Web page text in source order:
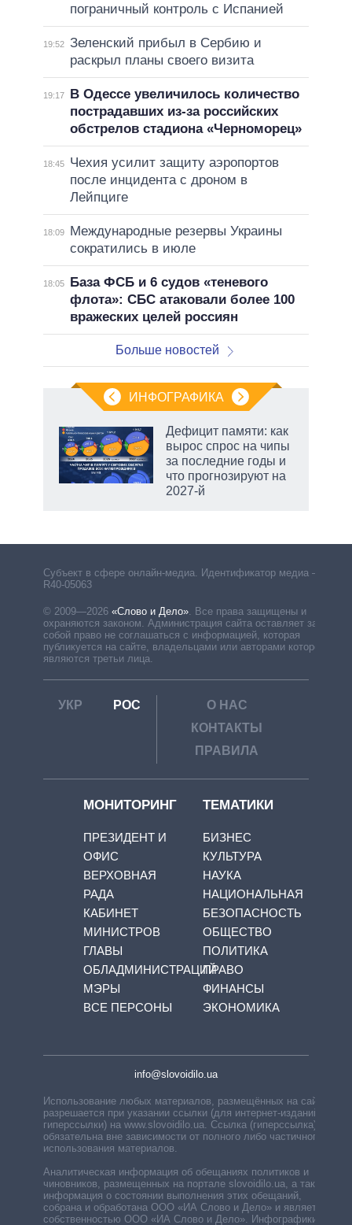
пограничный контроль с Испанией
19:52 Зеленский прибыл в Сербию и
раскрыл планы своего визита
19:17
В Одессе увеличилось количество
пострадавших из-за российских
обстрелов стадиона «Черноморец»
18:45
Чехия усилит защиту аэропортов
после инцидента с дроном в
Лейпциге
18:09
Международные резервы Украины
сократились в июле
18:05
База ФСБ и 6 судов «теневого
флота»: СБС атаковали более 100
вражеских целей россиян
Больше новостей
ИНФОГРАФИКА
Дефицит памяти: как
вырос спрос на чипы
за последние годы и
что прогнозируют на
2027-й
Субъект в сфере онлайн-медиа. Идентификатор медиа –
R40-05063
© 2009—2026 «Слово и Дело» Все права защищены и
охраняются законом. Администрация сайта оставляет за
собой право не соглашаться с информацией, которая
публикуется на сайте, владельцами или авторами которой
являются третьи лица.
УКР РОС
О НАС
КОНТАКТЫ
ПРАВИЛА
МОНИТОРИНГ
ПРЕЗИДЕНТ И
ОФИС
ВЕРХОВНАЯ
РАДА
КАБИНЕТ
МИНИСТРОВ
ГЛАВЫ
ОБЛАДМИНИСТРАЦИЙ
МЭРЫ
ВСЕ ПЕРСОНЫ
ТЕМАТИКИ
БИЗНЕС
КУЛЬТУРА
НАУКА
НАЦИОНАЛЬНАЯ
БЕЗОПАСНОСТЬ
ОБЩЕСТВО
ПОЛИТИКА
ПРАВО
ФИНАНСЫ
ЭКОНОМИКА
info@slovoidilo.ua
Использование любых материалов, размещённых на сайте,
разрешается при указании ссылки (для интернет-изданий —
гиперссылки) на www.slovoidilo.ua. Ссылка (гиперссылка)
обязательна вне зависимости от полного либо частичного
использования материалов.
Аналитическая информация об обещаниях политиков и
чиновников, размещенных на портале slovoidilo.ua, а также
информация о состоянии выполнения этих обещаний,
собрана и обработана ООО «ИА Слово и Дело» и является
собственностью ООО «ИА Слово и Дело». Инфографики,